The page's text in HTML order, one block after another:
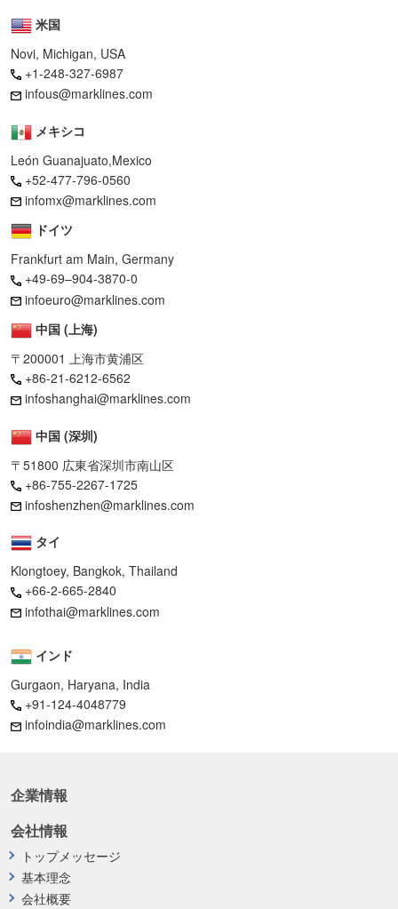
米国
Novi, Michigan, USA
+1-248-327-6987
infous@marklines.com
メキシコ
León Guanajuato,Mexico
+52-477-796-0560
infomx@marklines.com
ドイツ
Frankfurt am Main, Germany
+49-69–904-3870-0
infoeuro@marklines.com
中国 (上海)
〒200001 上海市黄浦区
+86-21-6212-6562
infoshanghai@marklines.com
中国 (深圳)
〒51800 広東省深圳市南山区
+86-755-2267-1725
infoshenzhen@marklines.com
タイ
Klongtoey, Bangkok, Thailand
+66-2-665-2840
infothai@marklines.com
インド
Gurgaon, Haryana, India
+91-124-4048779
infoindia@marklines.com
企業情報
会社情報
トップメッセージ
基本理念
会社概要